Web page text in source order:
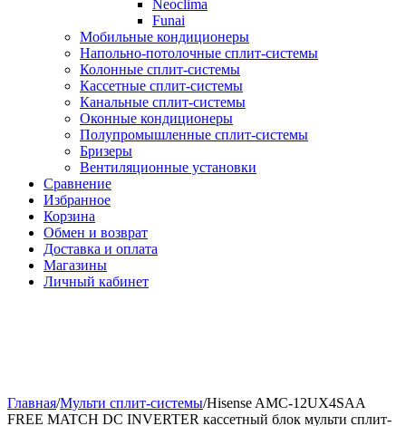
Neoclima
Funai
Мобильные кондиционеры
Напольно-потолоч​ные ​сплит-системы
Колонные ​​сплит-системы
Кассетные сплит-системы
Канальные сплит-системы
Оконные кондиционеры
Полупромышленные сплит-системы
Бризеры
Вентиляционные установки
Сравнение
Избранное
Корзина
Обмен и возврат
Доставка и оплата
Магазины
Личный кабинет
Главная/Мульти сплит-системы/Hisense AMC-12UX4SAA
FREE MATCH DC INVERTER кассетный блок мульти сплит-